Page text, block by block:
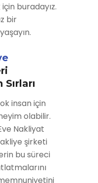
buradayız.
bir
insan için
olabilir.
Nakliyat
şirketi
bu süreci